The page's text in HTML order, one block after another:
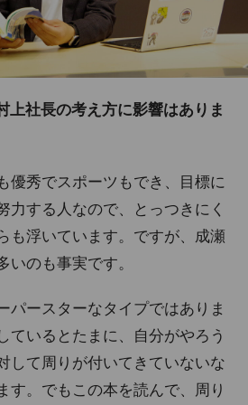
上社長の考え方に影響はありま
優秀でスポーツもでき、目標に
力する人なので、とっつきにく
も浮いています。ですが、成瀬
いのも事実です。
パースターなタイプではありま
ているとたまに、自分がやろう
して周りが付いてきていないな
す。でもこの本を読んで、周り